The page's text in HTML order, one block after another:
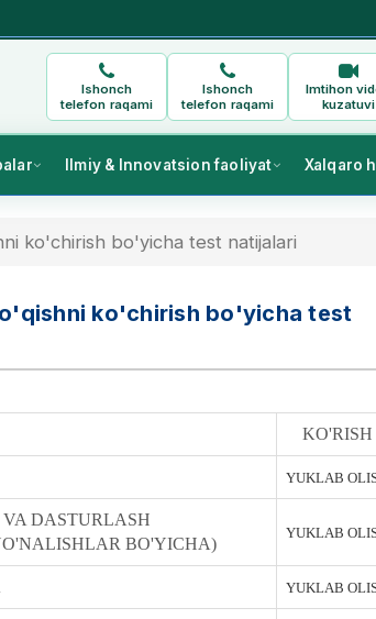
Ishonch
telefon raqami
Ishonch
telefon raqami
Imtihon
kuzatuvi
Ilmiy & Innovatsion faoliyat Xalqaro
ko'chirish bo'yicha test natijalari
ko'chirish bo'yicha test
KO'RISH
YUKLAB
DASTURLASH
BO'YICHA)
YUKLAB
YUKLAB